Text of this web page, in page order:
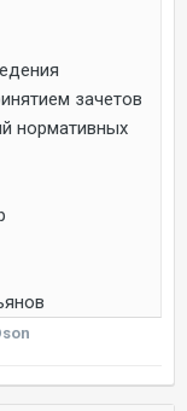
зачетов
нормативных